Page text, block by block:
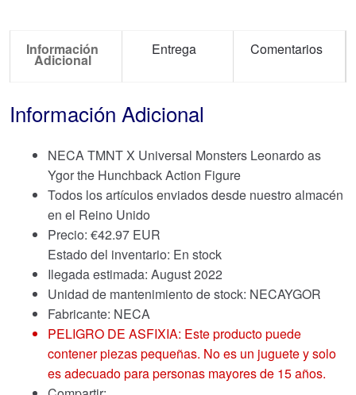
Información
Adicional
Entrega Comentarios
Información Adicional
NECA TMNT X Universal Monsters Leonardo as
Ygor the Hunchback Action Figure
Todos los artículos enviados desde nuestro almacén
en el Reino Unido
Precio: €42.97 EUR
Estado del inventario: En stock
Ilegada estimada: August 2022
Unidad de mantenimiento de stock: NECAYGOR
Fabricante: NECA
PELIGRO DE ASFIXIA: Este producto puede
contener piezas pequeñas. No es un juguete y solo
es adecuado para personas mayores de 15 años.